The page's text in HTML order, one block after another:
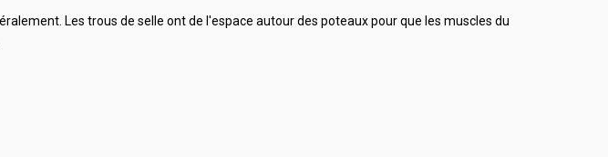
Les trous de selle ont de l'espace autour des poteaux pour que les muscles du